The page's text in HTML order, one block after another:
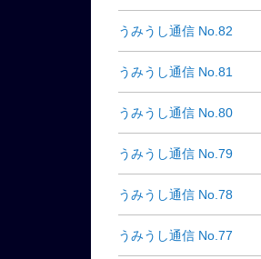
うみうし通信 No.82
うみうし通信 No.81
うみうし通信 No.80
うみうし通信 No.79
うみうし通信 No.78
うみうし通信 No.77